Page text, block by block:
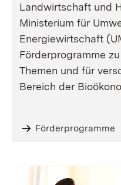
Landwirtschaft und
Ministerium für
Energiewirtschaft
Förderprogramme
Themen und für
Bereich der
Förderprogramme